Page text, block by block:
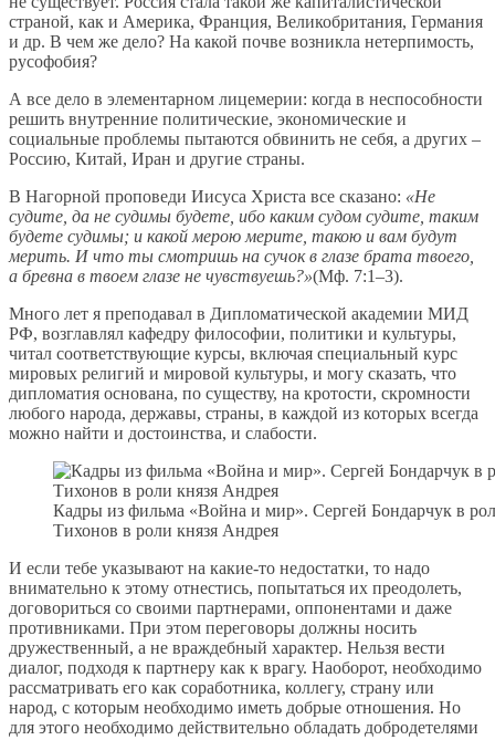
страной, как и Америка, Франция, Великобритания, Германия
и др. В чем же дело? На какой почве возникла нетерпимость,
русофобия?
А все дело в элементарном лицемерии: когда в неспособности
решить внутренние политические, экономические и
социальные проблемы пытаются обвинить не себя, а других –
Россию, Китай, Иран и другие страны.
В Нагорной проповеди Иисуса Христа все сказано: «Не
судите, да не судимы будете, ибо каким судом судите, таким
будете судимы; и какой мерою мерите, такою и вам будут
мерить. И что ты смотришь на сучок в глазе брата твоего,
а бревна в твоем глазе не чувствуешь?»(Мф. 7:1–3).
Много лет я преподавал в Дипломатической академии МИД
РФ, возглавлял кафедру философии, политики и культуры,
читал соответствующие курсы, включая специальный курс
мировых религий и мировой культуры, и могу сказать, что
дипломатия основана, по существу, на кротости, скромности
любого народа, державы, страны, в каждой из которых всегда
можно найти и достоинства, и слабости.
Кадры из фильма «Война и мир». Сергей Бондарчук в
Тихонов в роли князя Андрея
И если тебе указывают на какие-то недостатки, то надо
внимательно к этому отнестись, попытаться их преодолеть,
договориться со своими партнерами, оппонентами и даже
противниками. При этом переговоры должны носить
дружественный, а не враждебный характер. Нельзя вести
диалог, подходя к партнеру как к врагу. Наоборот, необходимо
рассматривать его как соработника, коллегу, страну или
народ, с которым необходимо иметь добрые отношения. Но
для этого необходимо действительно обладать добродетелями